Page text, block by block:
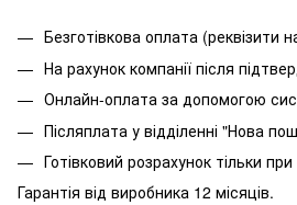
Безготівкова оплата (реквізити
На рахунок компанії після
Онлайн-оплата за допомогою
Післяплата у відділенні "Нова
Готівковий розрахунок тільки
Гарантія від виробника 12 місяців.